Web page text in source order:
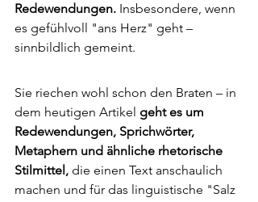
Redewendungen. Insbesondere, wenn
es gefühlvoll "ans Herz" geht –
sinnbildlich gemeint.
Sie riechen wohl schon den Braten – in
dem heutigen Artikel geht es um
Redewendungen, Sprichwörter,
Metaphern und ähnliche rhetorische
Stilmittel, die einen Text anschaulich
machen und für das linguistische "Salz